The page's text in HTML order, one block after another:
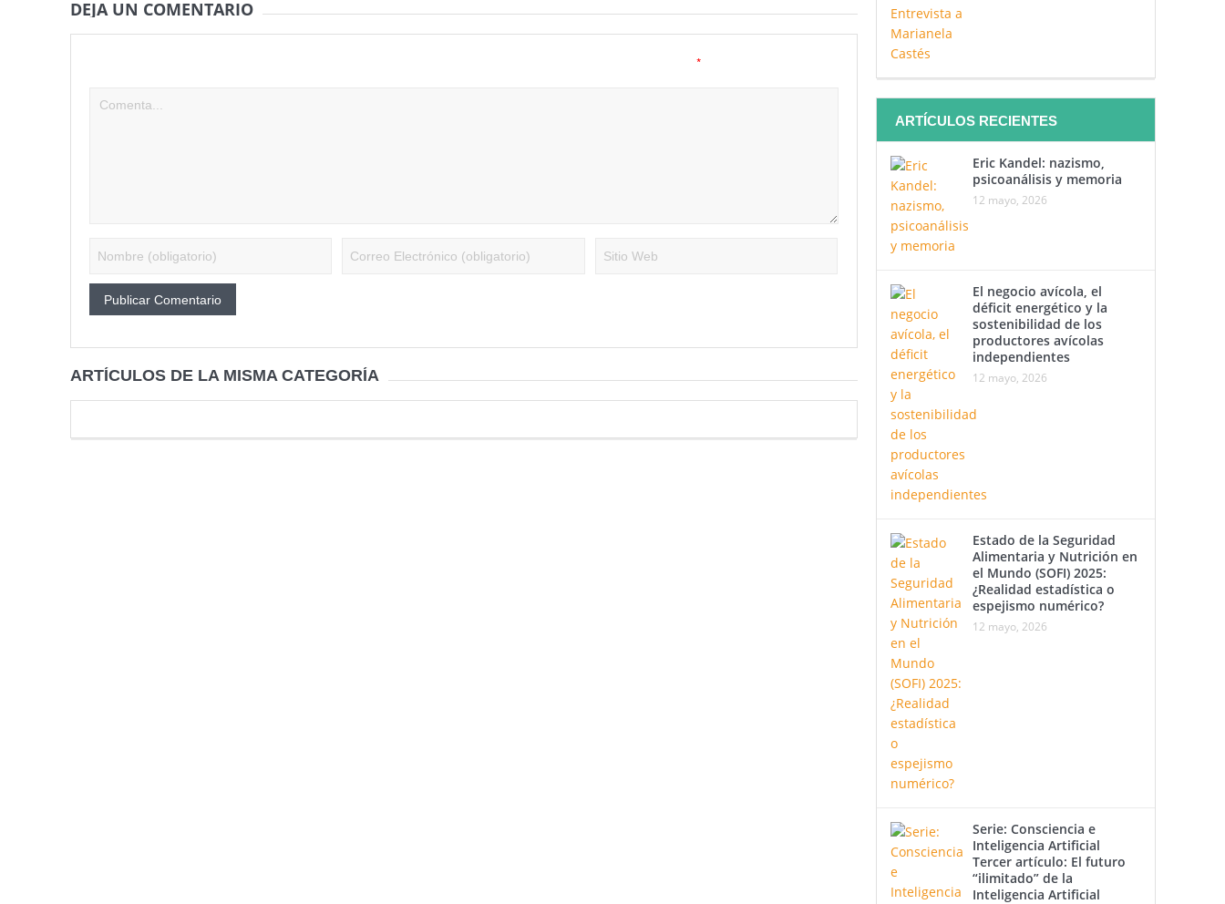
DEJA UN COMENTARIO
*
ARTÍCULOS DE LA MISMA CATEGORÍA
ARTÍCULOS RECIENTES
Eric Kandel: nazismo,
psicoanálisis y memoria
12 mayo, 2026
El negocio avícola, el
déficit energético y la
sostenibilidad de los
productores avícolas
independientes
12 mayo, 2026
Estado de la Seguridad
Alimentaria y Nutrición en
el Mundo (SOFI) 2025:
¿Realidad estadística o
espejismo numérico?
12 mayo, 2026
Serie: Consciencia e
Inteligencia Artificial
Tercer artículo: El futuro
“ilimitado” de la
Inteligencia Artificial